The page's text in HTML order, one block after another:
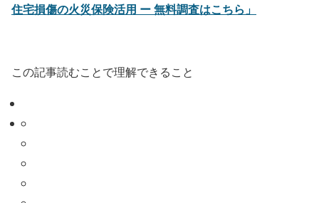
住宅損傷の火災保険活用 ー 無料調査はこちら」
この記事読むことで理解できること